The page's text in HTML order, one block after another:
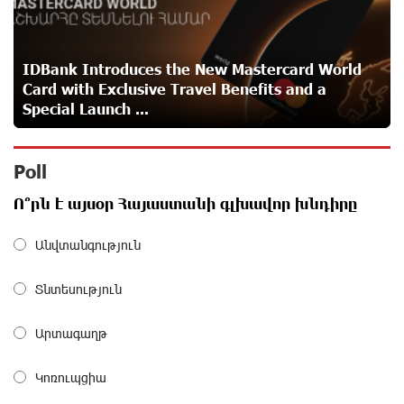
A little corner of France in Hrazdan, with the partnership
of Converse SME
Idram is the general partner of the "Towards Conscious
Parenting 2026" annual conference
about a month ago
the Support of Unibank
Bonds
From Financial Adventures to Great Victories: The 4th
Junius Financial Online Tournament Wrapped Up
IDBank Introduces the New Mastercard World
Card with Exclusive Travel Benefits and a
Special Launch ...
Poll
Ո՞րն է այսօր Հայաստանի գլխավոր խնդիրը
Անվտանգություն
Տնտեսություն
Արտագաղթ
Կոռուպցիա